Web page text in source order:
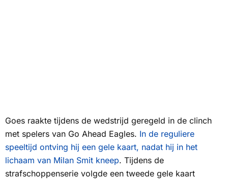
Goes raakte tijdens de wedstrijd geregeld in de clinch
met spelers van Go Ahead Eagles. In de reguliere
speeltijd ontving hij een gele kaart, nadat hij in het
lichaam van Milan Smit kneep. Tijdens de
strafschoppenserie volgde een tweede gele kaart